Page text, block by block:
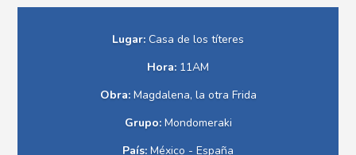
Lugar: Casa de los títeres
Hora: 11AM
Obra: Magdalena, la otra Frida
Grupo: Mondomeraki
País: México - España